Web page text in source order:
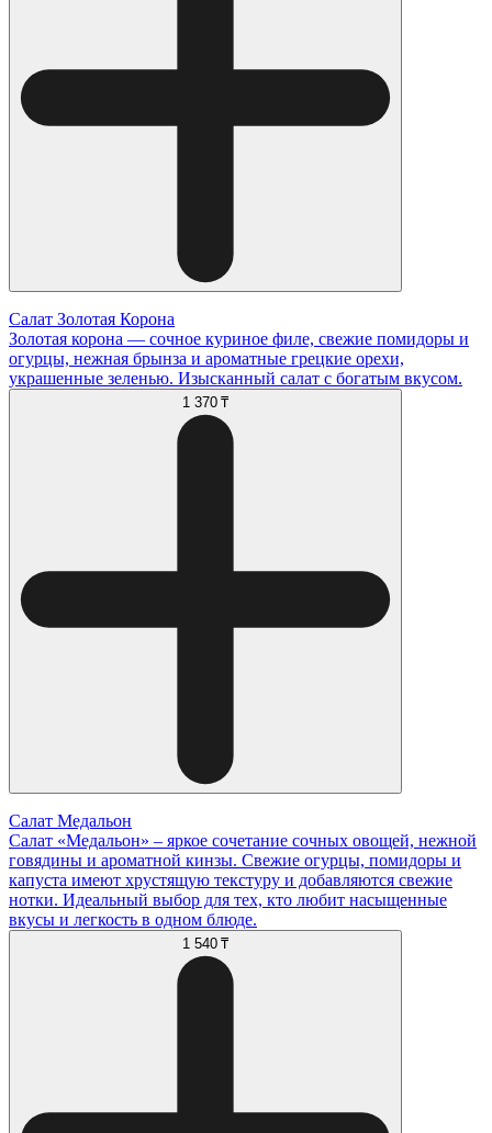
Салат Золотая Корона
Золотая корона — сочное куриное филе, свежие помидоры и
огурцы, нежная брынза и ароматные грецкие орехи,
украшенные зеленью. Изысканный салат с богатым вкусом.
1 370 ₸
Салат Медальон
Салат «Медальон» – яркое сочетание сочных овощей, нежной
говядины и ароматной кинзы. Свежие огурцы, помидоры и
капуста имеют хрустящую текстуру и добавляются свежие
нотки. Идеальный выбор для тех, кто любит насыщенные
вкусы и легкость в одном блюде.
1 540 ₸